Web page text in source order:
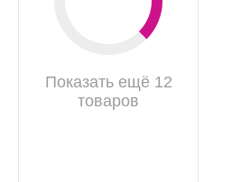
Показать ещё 12
товаров